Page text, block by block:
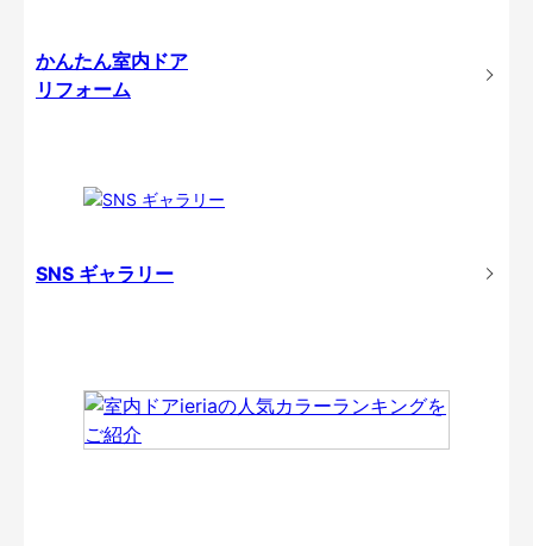
かんたん室内ドア
リフォーム
SNS ギャラリー